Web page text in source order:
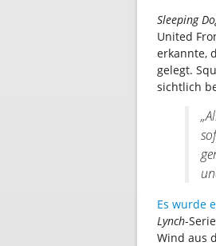
Sleeping
United
erkannte,
gelegt.
sichtlich
Es wurde
Lynch-
Wind aus